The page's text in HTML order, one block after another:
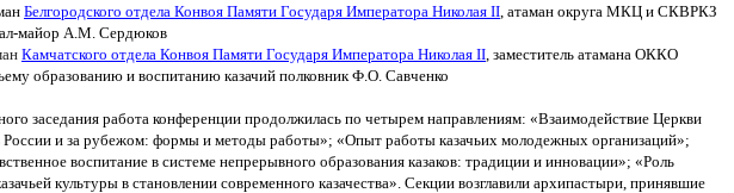
Белгородского отдела Конвоя Памяти Государя Императора Николая II, атаман округа МКЦ и СКВРКЗ
майор А.М. Сердюков
Камчатского отдела Конвоя Памяти Государя Императора Николая II, заместитель атамана ОККО
образованию и воспитанию казачий полковник Ф.О. Савченко
заседания работа конференции продолжилась по четырем направлениям: «Взаимодействие Церкви
России и за рубежом: формы и методы работы»; «Опыт работы казачьих молодежных организаций»;
воспитание в системе непрерывного образования казаков: традиции и инновации»; «Роль
культуры в становлении современного казачества». Секции возглавили архипастыри, принявшие